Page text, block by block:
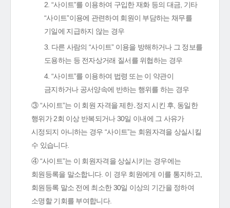
2. “사이트”를 이용하여 구입한 재화 등의 대금, 기타
“사이트”이용에 관련하여 회원이 부담하는 채무를
기일에 지급하지 않는 경우
3. 다른 사람의 “사이트” 이용을 방해하거나 그 정보를
도용하는 등 전자상거래 질서를 위협하는 경우
4. “사이트”를 이용하여 법령 또는 이 약관이
금지하거나 공서양속에 반하는 행위를 하는 경우
③ “사이트”는 이 회원 자격을 제한․정지 시킨 후, 동일한
행위가 2회 이상 반복되거나 30일 이내에 그 사유가
시정되지 아니하는 경우 “사이트”는 회원자격을 상실시킬
수 있습니다.
④ “사이트”는 이 회원자격을 상실시키는 경우에는
회원등록을 말소합니다. 이 경우 회원에게 이를 통지하고,
회원등록 말소 전에 최소한 30일 이상의 기간을 정하여
소명할 기회를 부여합니다.